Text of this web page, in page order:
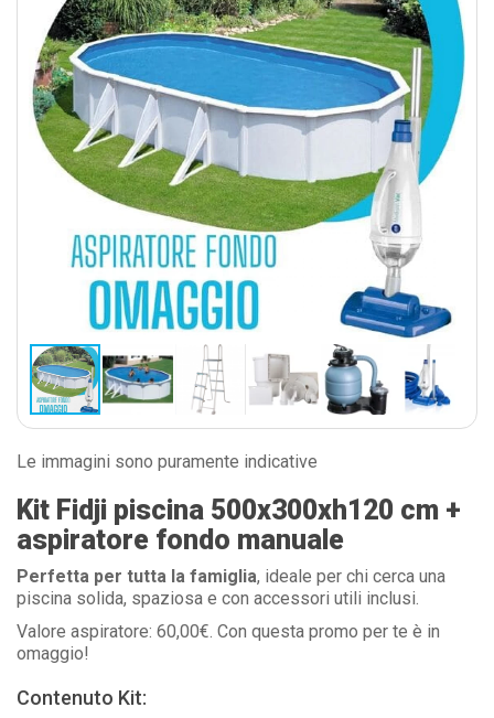
Le immagini sono puramente indicative
Kit Fidji piscina 500x300xh120 cm +
aspiratore fondo manuale
Perfetta per tutta la famiglia, ideale per chi cerca una
piscina solida, spaziosa e con accessori utili inclusi.
Valore aspiratore: 60,00€. Con questa promo per te è in
omaggio!
Contenuto Kit: